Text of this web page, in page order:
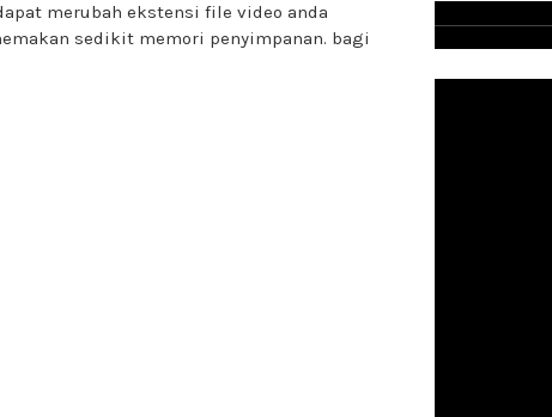
merubah ekstensi file video anda
sedikit memori penyimpanan. bagi